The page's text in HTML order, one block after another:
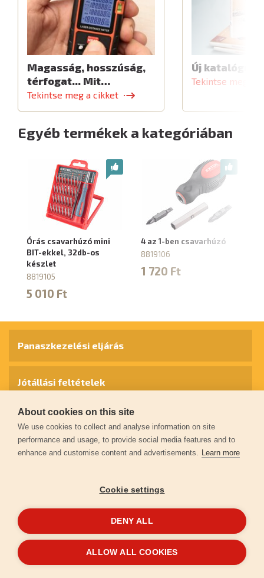
Magasság, hosszúság,
térfogat... Mit…
Tekintse meg a cikket
Új katalógus
Tekintse meg a
Egyéb termékek a kategóriában
Órás csavarhúzó mini
BIT-ekkel, 32db-os
készlet
8819105
5 010 Ft
4 az 1-ben csavarhúzó
8819106
1 720 Ft
© 2026extol.hu- Minden jog fenntartva
Panaszkezelési eljárás
Jótállási feltételek
Személyes adatok védelme
Kapcsolat
Garancia regisztráció
LétrehoztaFEO
About cookies on this site
We use cookies to collect and analyse information on site
performance and usage, to provide social media features and to
enhance and customise content and advertisements. Learn more
Cookie settings
DENY ALL
ALLOW ALL COOKIES